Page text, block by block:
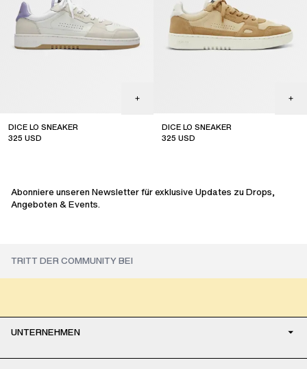
DICE LO SNEAKER
325 USD
DICE LO SNEAKER
325 USD
Abonniere unseren Newsletter für exklusive Updates zu Drops,
Angeboten & Events.
UNTERNEHMEN